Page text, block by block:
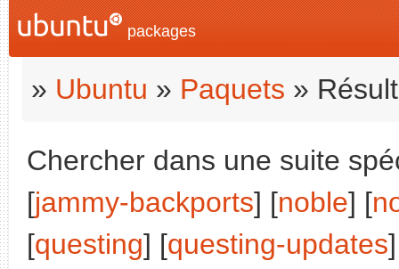
packages
» Ubuntu » Paquets »
Chercher dans une suite
[jammy-backports] [noble] [
[questing] [questing-updates